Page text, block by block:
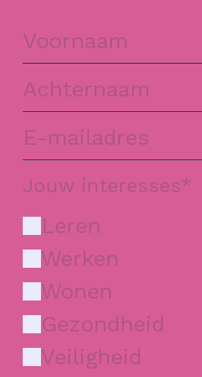
Jouw interesses*
Leren
Werken
Wonen
Gezondheid
Veiligheid